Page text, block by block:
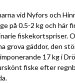
vid Nyfors och
på 0.5-2 kg och här
fiskekortspriser.
grova gäddor, den
17 kg i
fiske efter